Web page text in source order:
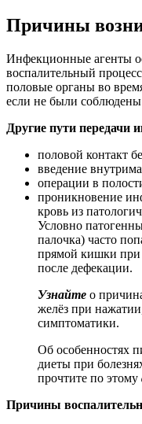
Причины
Инфекционные агенты
воспалительный
половые органы во
если не были соблюдены
Другие пути передачи
половой контакт
введение
операции в
проникновение
кровь из
Условно
палочка) часто
прямой кишки при
после дефекации.
Узнайте о
желёз при
симптоматики.
Об особенностях
диеты при
прочтите по этому
Причины